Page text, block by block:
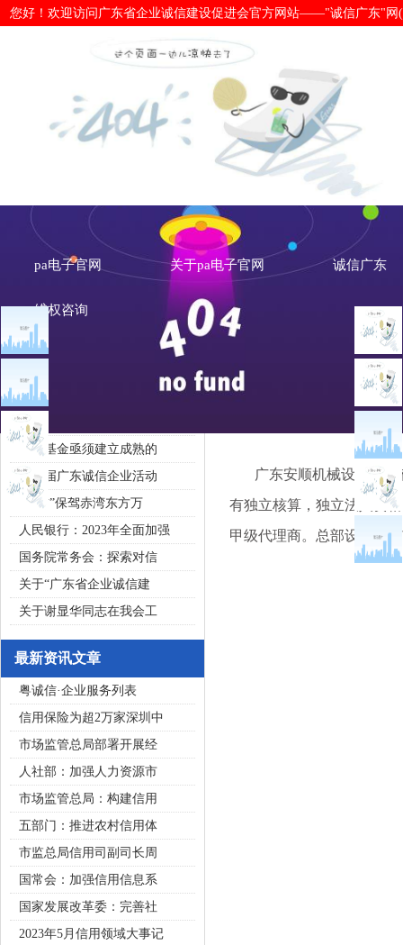
您好！欢迎访问广东省企业诚信建设促进会官方网站——"诚信广东"网
热烈祝贺：广东安顺机械设备工程
pa电子官网
pa电子官网 关于pa电子官网 诚信广东
维权咨询
文章点击排行
重大突发公共卫生事件一
2020广东省守合同重信用企
私募基金亟须建立成熟的
第五届广东诚信企业活动
“诚信”保驾赤湾东方万
人民银行：2023年全面加强
国务院常务会：探索对信
关于“广东省企业诚信建
关于谢显华同志在我会工
最新资讯文章
粤诚信·企业服务列表
信用保险为超2万家深圳中
市场监管总局部署开展经
人社部：加强人力资源市
市场监管总局：构建信用
五部门：推进农村信用体
市监总局信用司副司长周
国常会：加强信用信息系
国家发展改革委：完善社
2023年5月信用领域大事记
会员风采
广东安顺机械设备工程
有独立核算，独立法人资
甲级代理商。总部设在广